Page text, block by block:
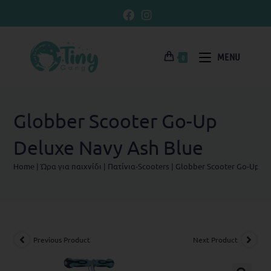
0 MENU
Globber Scooter Go-Up
Deluxe Navy Ash Blue
Home |Ώρα για παιχνίδι | Πατίνια-Scooters | Globber Scooter Go-Up
Previous Product Next Product